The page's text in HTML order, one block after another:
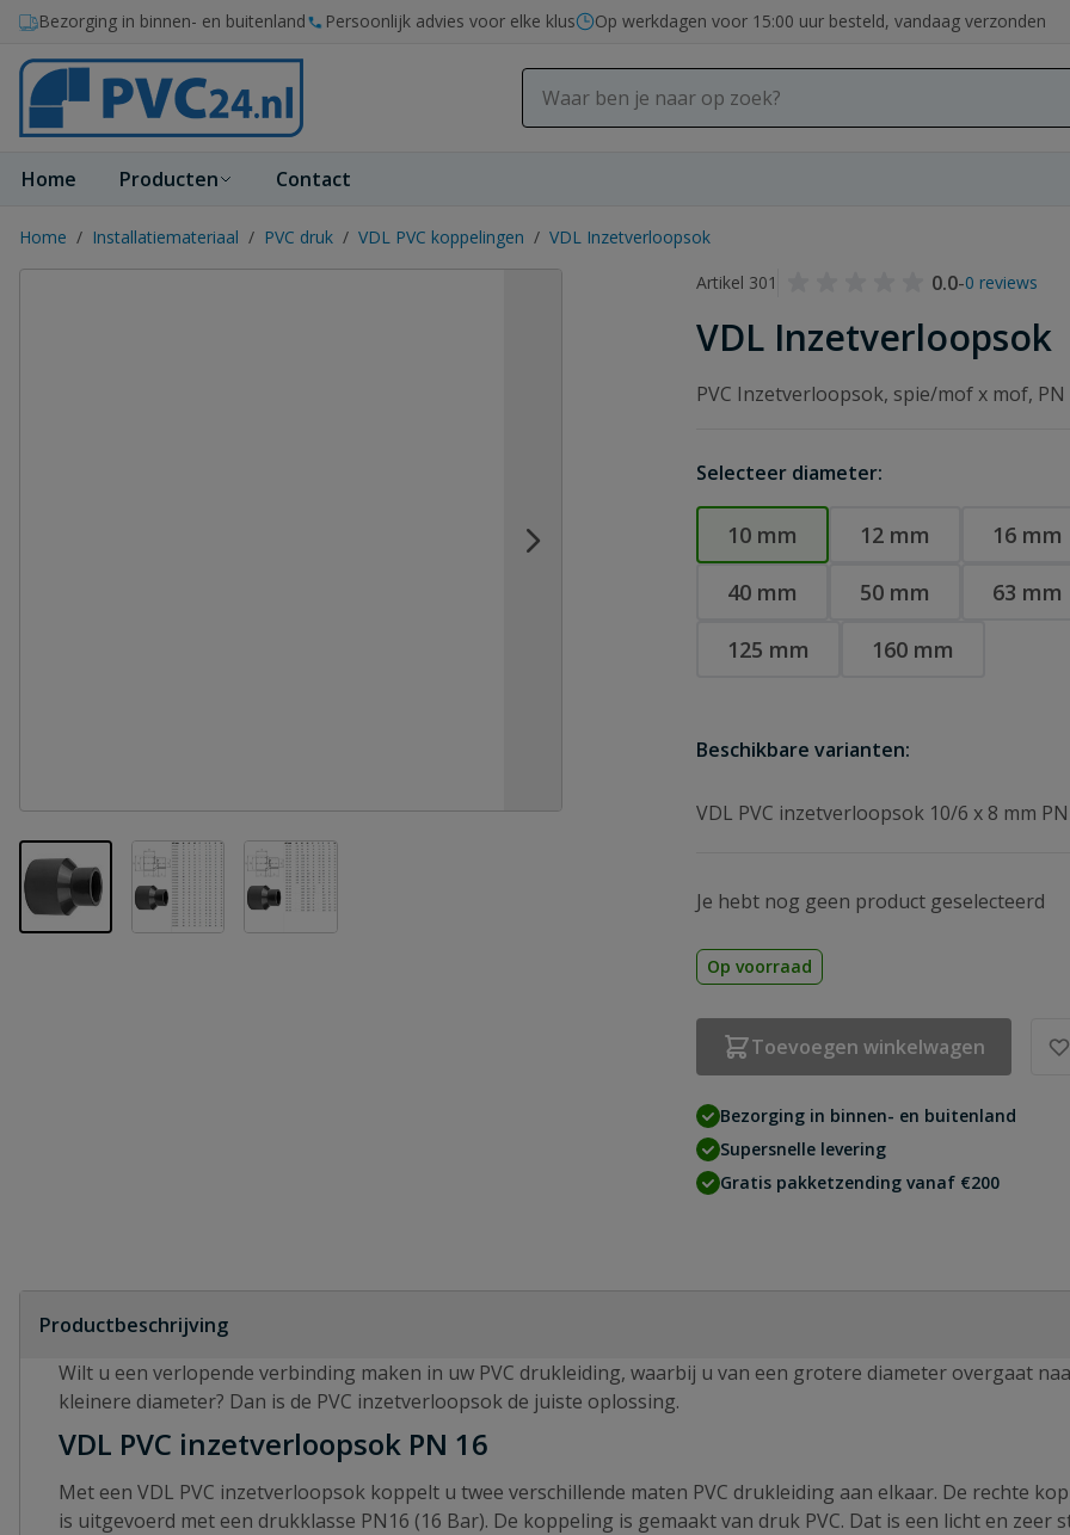
Ga naar de inhoud
Bezorging in binnen- en buitenland Persoonlijk advies voor elke klus Op werkdagen voor 15:00 uur besteld, vandaag verzonden
Home Producten Contact
Home / Installatiemateriaal / PVC druk / VDL PVC koppelingen / VDL Inzetverloopsok
Artikel 301
0.0-0 reviews
VDL Inzetverloopsok
View larger imageView larger imageView larger image
PVC Inzetverloopsok, spie/mof x mof, PN
Selecteer diameter:
10 mm 12 mm 16 mm
40 mm
50 mm 63 mm
125 mm
160 mm
Beschikbare varianten:
VDL PVC inzetverloopsok 10/6 x 8 mm
Je hebt nog geen product geselecteerd
Op voorraad
Toevoegen winkelwagen
Bezorging in binnen- en buitenland
Supersnelle levering
Gratis pakketzending vanaf €200
Productbeschrijving
Wilt u een verlopende verbinding maken in uw PVC drukleiding, waarbij u van een grotere diameter overgaat
kleinere diameter? Dan is de PVC inzetverloopsok de juiste oplossing.
VDL PVC inzetverloopsok PN 16
Met een VDL PVC inzetverloopsok koppelt u twee verschillende maten PVC drukleiding aan elkaar. De rechte
is uitgevoerd met een drukklasse PN16 (16 Bar). De koppeling is gemaakt van druk PVC. Dat is een licht en zeer